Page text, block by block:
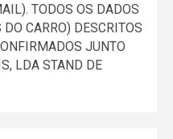
TODOS OS DADOS
CARRO) DESCRITOS
JUNTO
LDA STAND DE